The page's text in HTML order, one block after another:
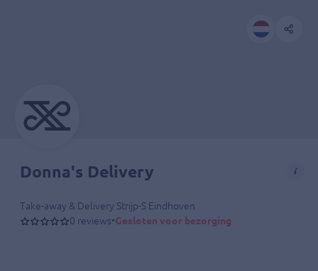
Donna's Delivery
Take-away & Delivery Strijp-S Eindhoven
0 reviews•Gesloten voor bezorging